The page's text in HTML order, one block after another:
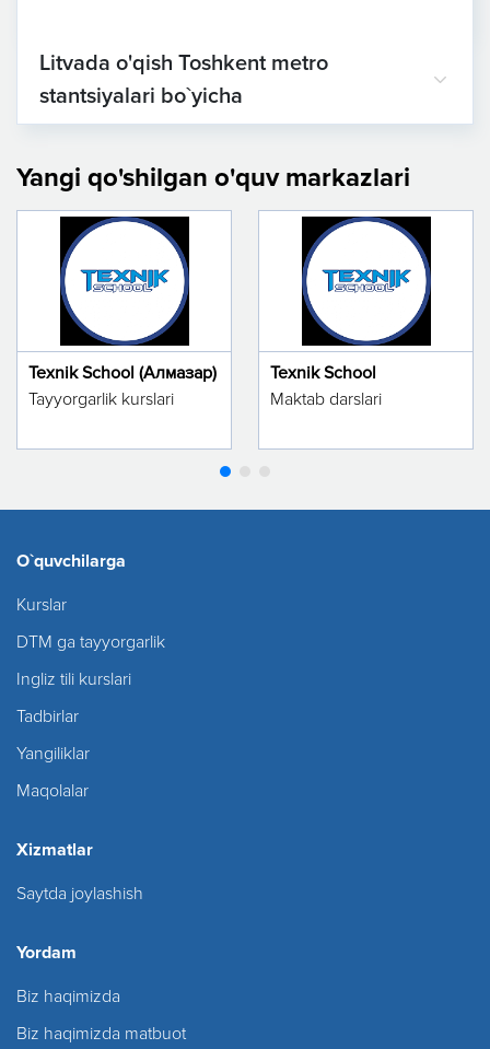
Litvada o'qish Toshkent metro
stantsiyalari bo`yicha
Yangi qo'shilgan o'quv markazlari
Texnik School (Алмазар)
Tayyorgarlik kurslari
Texnik School
Maktab darslari
O`quvchilarga
Kurslar
DTM ga tayyorgarlik
Ingliz tili kurslari
Tadbirlar
Yangiliklar
Maqolalar
Xizmatlar
Saytda joylashish
Yordam
Biz haqimizda
Biz haqimizda matbuot